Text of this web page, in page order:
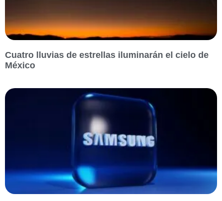
Cuatro lluvias de estrellas iluminarán el cielo de
México